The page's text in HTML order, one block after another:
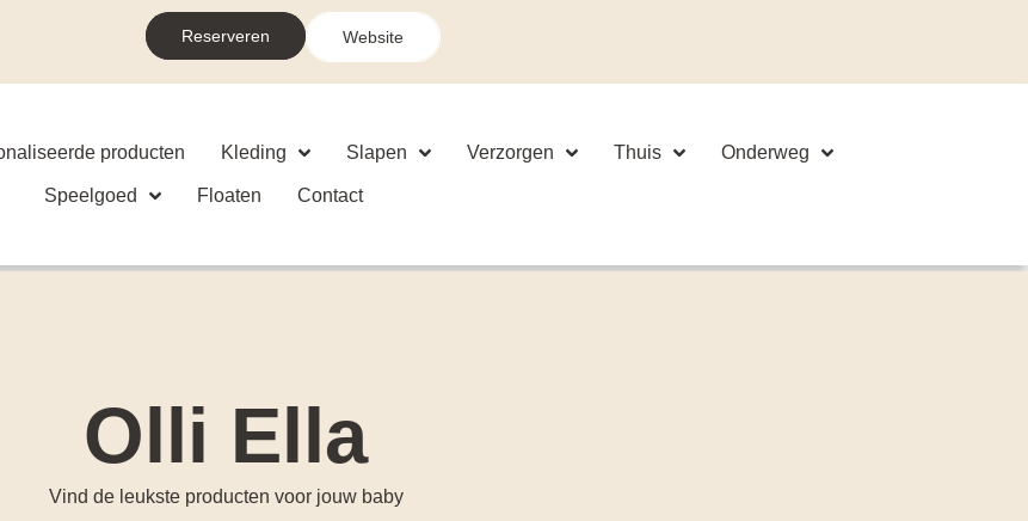
Reserveren Website
producten Kleding Slapen Verzorgen Thuis Onderweg
Speelgoed Floaten Contact
Olli Ella
Vind de leukste producten voor jouw baby